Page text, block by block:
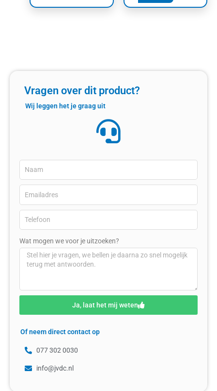
Vragen over dit product?
Wij leggen het je graag uit
Wat mogen we voor je uitzoeken?
Ja, laat het mij weten
Of neem direct contact op
077 302 0030
info@jvdc.nl